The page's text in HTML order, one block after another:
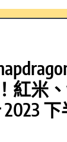
紅米